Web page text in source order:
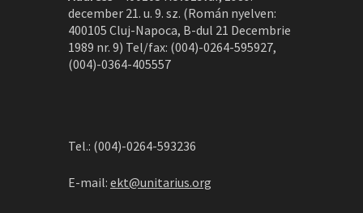
december 21. u. 9. sz. (Román nyelven:
400105 Cluj-Napoca, B-dul 21 Decembrie
1989 nr. 9) Tel/fax: (004)-0264-595927,
(004)-0364-405557
Tel.: (004)-0264-593236
E-mail: ekt@unitarius.org